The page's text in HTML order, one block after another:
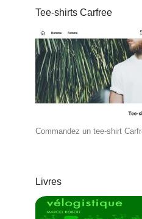
Tee-shirts Carfree
Commandez un tee-shirt
Livres